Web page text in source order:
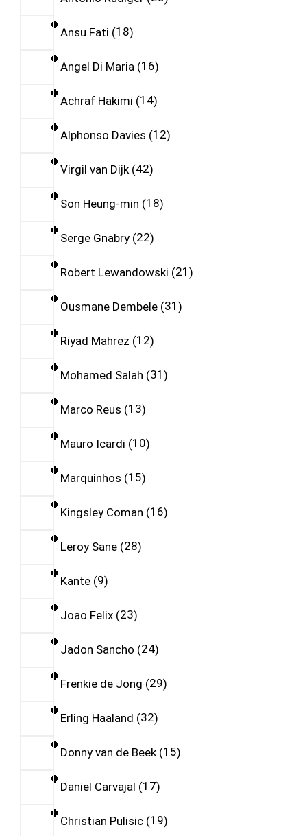
Ansu Fati 18
Angel Di Maria 16
Achraf Hakimi 14
Alphonso Davies 12
Virgil van Dijk 42
Son Heung-min 18
Serge Gnabry 22
Robert Lewandowski 21
Ousmane Dembele 31
Riyad Mahrez 12
Mohamed Salah 31
Marco Reus 13
Mauro Icardi 10
Marquinhos 15
Kingsley Coman 16
Leroy Sane 28
Kante 9
Joao Felix 23
Jadon Sancho 24
Frenkie de Jong 29
Erling Haaland 32
Donny van de Beek 15
Daniel Carvajal 17
Christian Pulisic 19